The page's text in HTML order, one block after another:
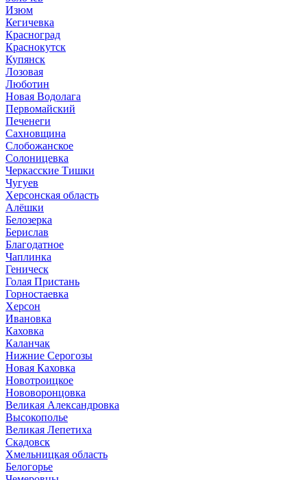
Изюм
Кегичевка
Красноград
Краснокутск
Купянск
Лозовая
Люботин
Новая Водолага
Первомайский
Печенеги
Сахновщина
Слобожанское
Солоницевка
Черкасские Тишки
Чугуев
Херсонская область
Алёшки
Белозерка
Берислав
Благодатное
Чаплинка
Геническ
Голая Пристань
Горностаевка
Херсон
Ивановка
Каховка
Каланчак
Нижние Серогозы
Новая Каховка
Новотроицкое
Нововоронцовка
Великая Александровка
Высокополье
Великая Лепетиха
Скадовск
Хмельницкая область
Белогорье